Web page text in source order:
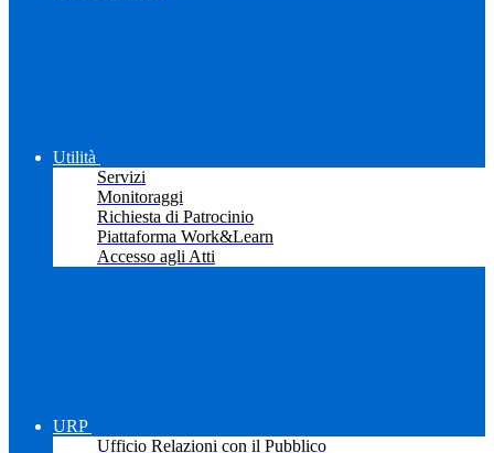
Utilità
Servizi
Monitoraggi
Richiesta di Patrocinio
Piattaforma Work&Learn
Accesso agli Atti
URP
Ufficio Relazioni con il Pubblico